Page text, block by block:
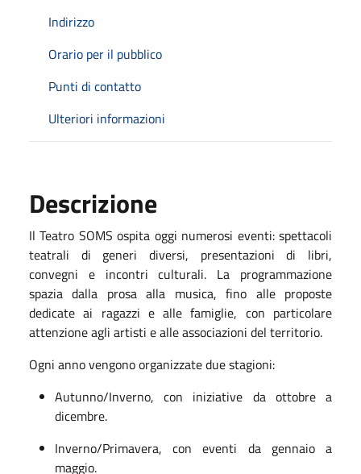
Indirizzo
Orario per il pubblico
Punti di contatto
Ulteriori informazioni
Descrizione
Il Teatro SOMS ospita oggi numerosi eventi: spettacoli
teatrali di generi diversi, presentazioni di libri,
convegni e incontri culturali. La programmazione
spazia dalla prosa alla musica, fino alle proposte
dedicate ai ragazzi e alle famiglie, con particolare
attenzione agli artisti e alle associazioni del territorio.
Ogni anno vengono organizzate due stagioni:
Autunno/Inverno, con iniziative da ottobre a
dicembre.
Inverno/Primavera, con eventi da gennaio a
maggio.